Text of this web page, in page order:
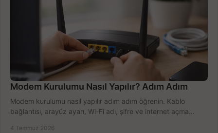
Modem Kurulumu Nasıl Yapılır? Adım Adım
Modem kurulumu nasıl yapılır adım adım öğrenin. Kablo
bağlantısı, arayüz ayarı, Wi-Fi adı, şifre ve internet açma
4 Temmuz 2026